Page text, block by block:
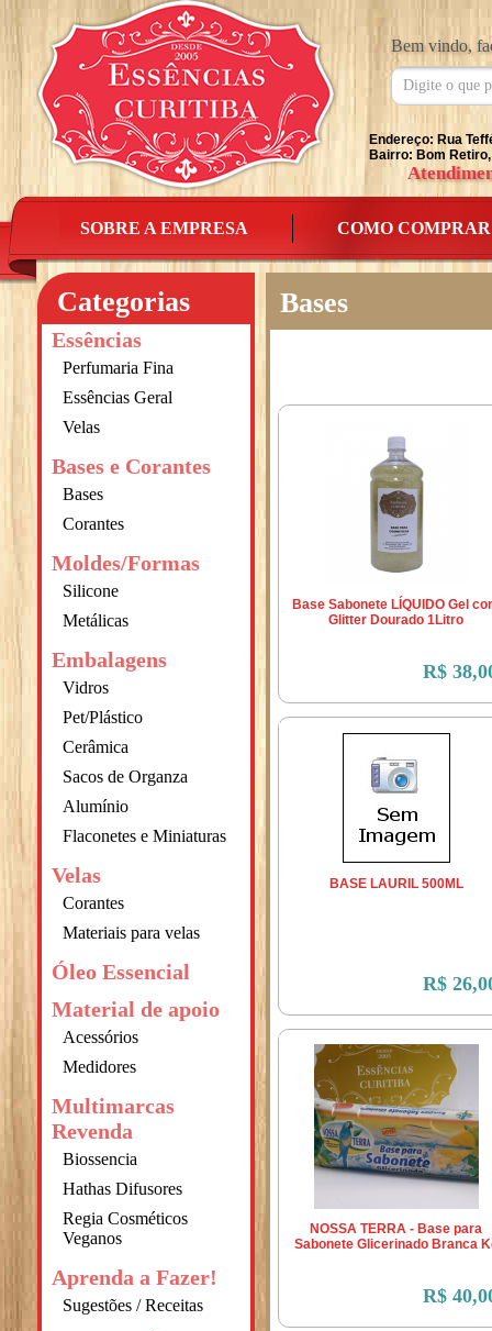
SOBRE A EMPRESA COMO COMPRAR
Bem vindo,
Endereço: Rua
Bairro: Bom
Categorias
Essências
Perfumaria Fina
Essências Geral
Velas
Bases e Corantes
Bases
Corantes
Moldes/Formas
Silicone
Metálicas
Embalagens
Vidros
Pet/Plástico
Cerâmica
Sacos de Organza
Alumínio
Flaconetes e Miniaturas
Velas
Corantes
Materiais para velas
Óleo Essencial
Material de apoio
Acessórios
Medidores
Multimarcas
Revenda
Biossencia
Hathas Difusores
Regia Cosméticos
Veganos
Aprenda a Fazer!
Sugestões / Receitas
Bases
Base Sabonete LÍQUIDO Gel
Glitter Dourado 1Litro
R$
BASE LAURIL 500ML
R$
NOSSA TERRA - Base para
Sabonete Glicerinado Branca
R$